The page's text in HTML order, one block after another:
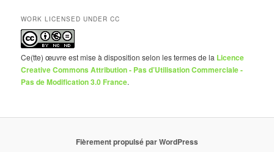
WORK LICENSED UNDER CC
Ce(tte) œuvre est mise à disposition selon les termes de la Licence
Creative Commons Attribution - Pas d’Utilisation Commerciale -
Pas de Modification 3.0 France.
Fièrement propulsé par WordPress